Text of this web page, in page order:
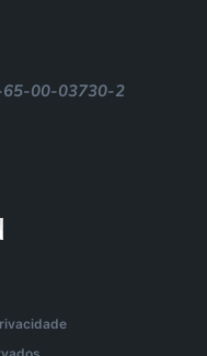
65-00-03730-2